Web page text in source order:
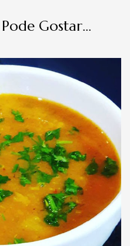
Gostar...